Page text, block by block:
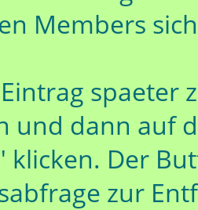
Members
spaeter
und dann auf
klicken. Der
zur